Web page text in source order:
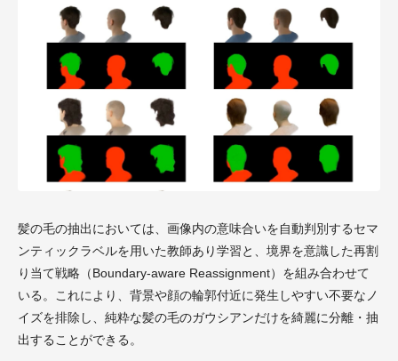
髪の毛の抽出においては、画像内の意味合いを自動判別するセマ
ンティックラベルを用いた教師あり学習と、境界を意識した再割
り当て戦略（Boundary-aware Reassignment）を組み合わせて
いる。これにより、背景や顔の輪郭付近に発生しやすい不要なノ
イズを排除し、純粋な髪の毛のガウシアンだけを綺麗に分離・抽
出することができる。